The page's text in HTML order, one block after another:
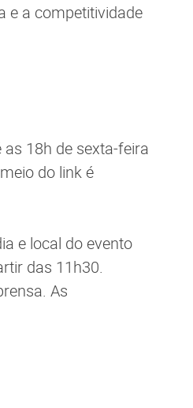
e a competitividade
18h de sexta-feira
do link é
e local do evento
das 11h30.
As